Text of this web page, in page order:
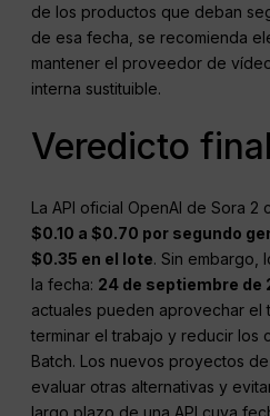
de los productos que deban
de esa fecha, se recomienda
mantener el proveedor de
interna sustituible.
Veredicto final
La API oficial OpenAI de Sora 2
$0.10 a $0.70 por segundo
$0.35 en el lote. Sin embargo,
la fecha: 24 de septiembre de
actuales pueden aprovechar el
terminar el trabajo y reducir los
Batch. Los nuevos proyectos
evaluar otras alternativas y
largo plazo de una API cuya